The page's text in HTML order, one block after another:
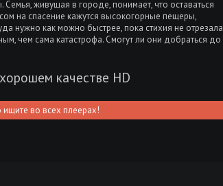
живущая в городе, понимает, что оставаться
на спасение кажутся высокогорные пещеры,
нужно как можно быстрее, пока стихия не отрезала
чем сама катастрофа. Смогут ли они добраться до
качестве HD
ищите во всех плеерах!